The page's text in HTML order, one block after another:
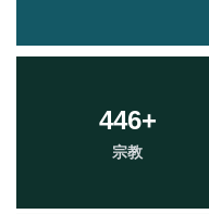
446+
宗教